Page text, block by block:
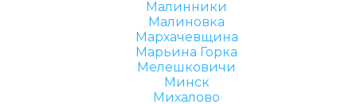
Малинники
Малиновка
Мархачевщина
Марьина Горка
Мелешковичи
Минск
Михалово